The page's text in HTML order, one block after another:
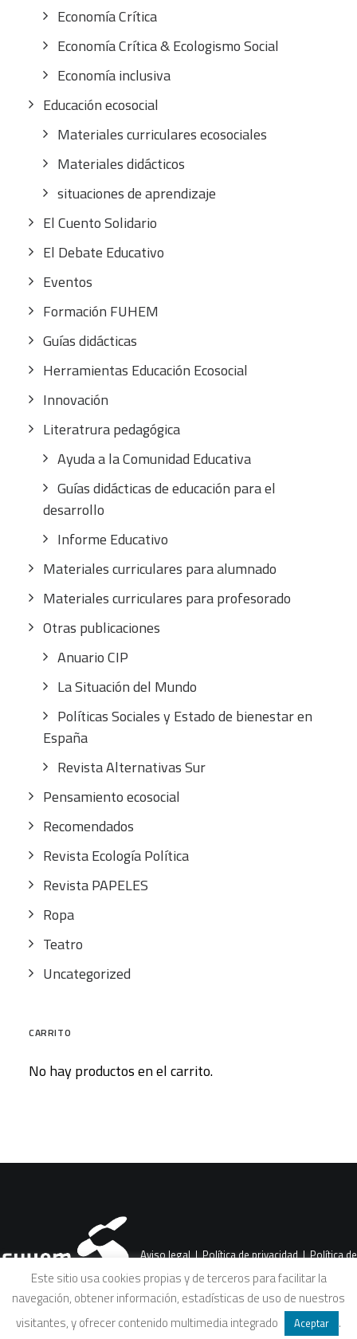
Economía Crítica
Economía Crítica & Ecologismo Social
Economía inclusiva
Educación ecosocial
Materiales curriculares ecosociales
Materiales didácticos
situaciones de aprendizaje
El Cuento Solidario
El Debate Educativo
Eventos
Formación FUHEM
Guías didácticas
Herramientas Educación Ecosocial
Innovación
Literatrura pedagógica
Ayuda a la Comunidad Educativa
Guías didácticas de educación para el
desarrollo
Informe Educativo
Materiales curriculares para alumnado
Materiales curriculares para profesorado
Otras publicaciones
Anuario CIP
La Situación del Mundo
Políticas Sociales y Estado de bienestar en
España
Revista Alternativas Sur
Pensamiento ecosocial
Recomendados
Revista Ecología Política
Revista PAPELES
Ropa
Teatro
Uncategorized
CARRITO
No hay productos en el carrito.
Aviso legal|Política de privacidad|Política de
Este sitio usa cookies propias y de terceros para facilitar la
navegación, obtener información, estadísticas de uso de nuestros
visitantes, y ofrecer contenido multimedia integrado
Aceptar .